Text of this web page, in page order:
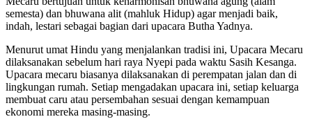
semesta) dan bhuwana alit (mahluk Hidup) agar menjadi baik,
indah, lestari sebagai bagian dari upacara Butha Yadnya.
Menurut umat Hindu yang menjalankan tradisi ini, Upacara Mecaru
dilaksanakan sebelum hari raya Nyepi pada waktu Sasih Kesanga.
Upacara mecaru biasanya dilaksanakan di perempatan jalan dan di
lingkungan rumah. Setiap mengadakan upacara ini, setiap keluarga
membuat caru atau persembahan sesuai dengan kemampuan
ekonomi mereka masing-masing.